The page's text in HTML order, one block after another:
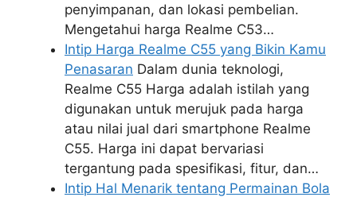
penyimpanan, dan lokasi pembelian.
Mengetahui harga Realme C53…
Intip Harga Realme C55 yang Bikin Kamu
Penasaran Dalam dunia teknologi,
Realme C55 Harga adalah istilah yang
digunakan untuk merujuk pada harga
atau nilai jual dari smartphone Realme
C55. Harga ini dapat bervariasi
tergantung pada spesifikasi, fitur, dan…
Intip Hal Menarik tentang Permainan Bola